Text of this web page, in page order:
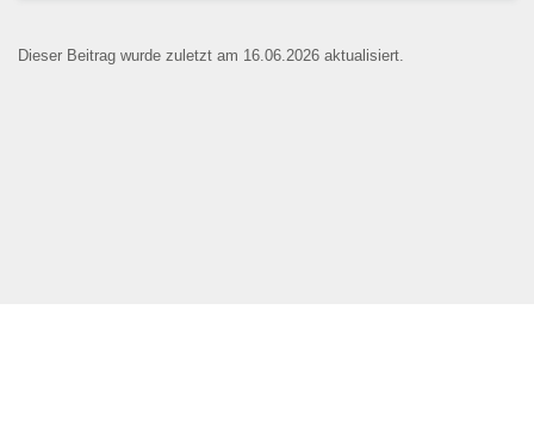
Kontaktaufnahme und ist nicht
Dieser Beitrag wurde zuletzt am 16.06.2026 aktualisiert.